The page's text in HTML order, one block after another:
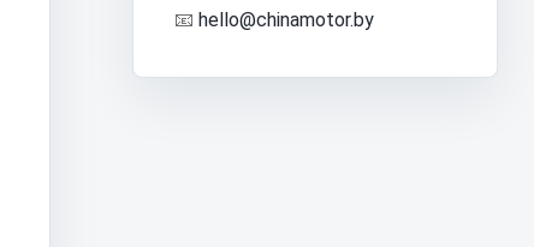
📧 hello@chinamotor.by